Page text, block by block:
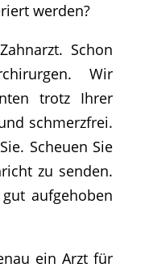
werden?
Schon
Wir
trotz Ihrer
schmerzfrei.
Scheuen Sie
zu senden.
aufgehoben
ein Arzt für